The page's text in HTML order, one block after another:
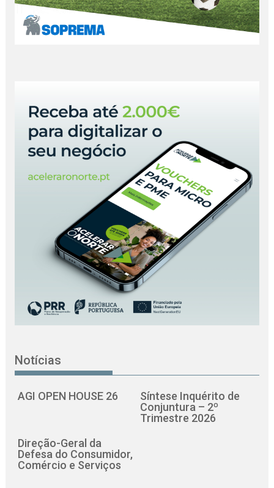
Notícias
AGI OPEN HOUSE 26
Síntese Inquérito de
Conjuntura – 2º
Trimestre 2026
Direção-Geral da
Defesa do Consumidor,
Comércio e Serviços